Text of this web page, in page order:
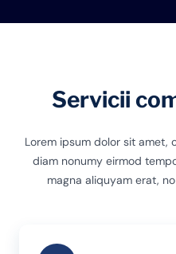
Servicii
Lorem ipsum dolor sit amet,
diam nonumy eirmod
magna aliquyam erat,